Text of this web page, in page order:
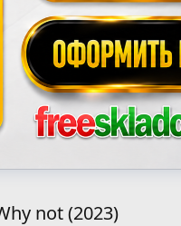
not (2023)